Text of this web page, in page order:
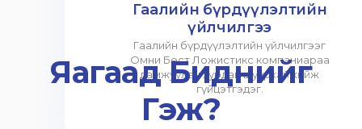
Гаалийн бүрдүүлэлтийн
үйлчилгээ
Гаалийн бүрдүүлэлтийн үйлчилгээг
Омни Бест Ложистикс компаниараа
дамжуулан хурдан шуурхай хийж
гүйцэтгэдэг.
Яагаад Биднийг
Гэж?